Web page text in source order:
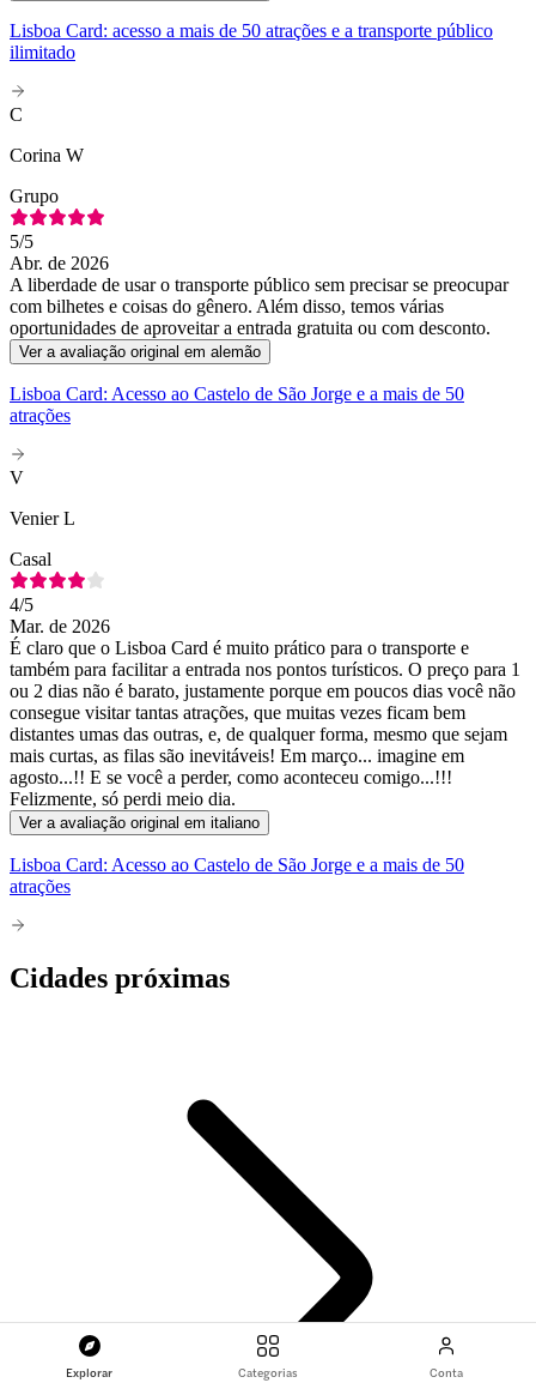
Explorar Categorias Conta
Lisboa Card: acesso a mais de 50 atrações e a transporte público
ilimitado
C
Corina W
Grupo
5/5
Abr. de 2026
A liberdade de usar o transporte público sem precisar se preocupar
com bilhetes e coisas do gênero. Além disso, temos várias
oportunidades de aproveitar a entrada gratuita ou com desconto.
Ver a avaliação original em alemão
Lisboa Card: Acesso ao Castelo de São Jorge e a mais de 50
atrações
V
Venier L
Casal
4/5
Mar. de 2026
É claro que o Lisboa Card é muito prático para o transporte e
também para facilitar a entrada nos pontos turísticos. O preço para 1
ou 2 dias não é barato, justamente porque em poucos dias você não
consegue visitar tantas atrações, que muitas vezes ficam bem
distantes umas das outras, e, de qualquer forma, mesmo que sejam
mais curtas, as filas são inevitáveis! Em março... imagine em
agosto...!! E se você a perder, como aconteceu comigo...!!!
Felizmente, só perdi meio dia.
Ver a avaliação original em italiano
Lisboa Card: Acesso ao Castelo de São Jorge e a mais de 50
atrações
Cidades próximas